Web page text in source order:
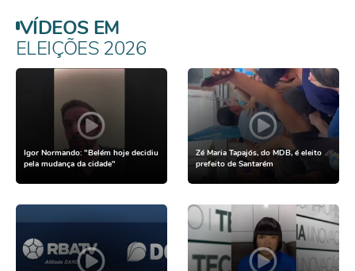
VÍDEOS EM
ELEIÇÕES 2026
Igor Normando: "Belém hoje decidiu
pela mudança da cidade"
Zé Maria Tapajós, do MDB, é eleito
prefeito de Santarém